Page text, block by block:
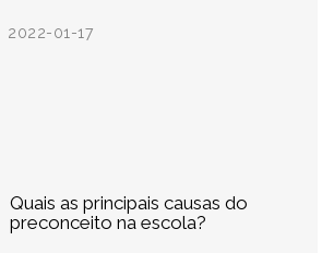
2022-01-17
Quais as principais causas do
preconceito na escola?